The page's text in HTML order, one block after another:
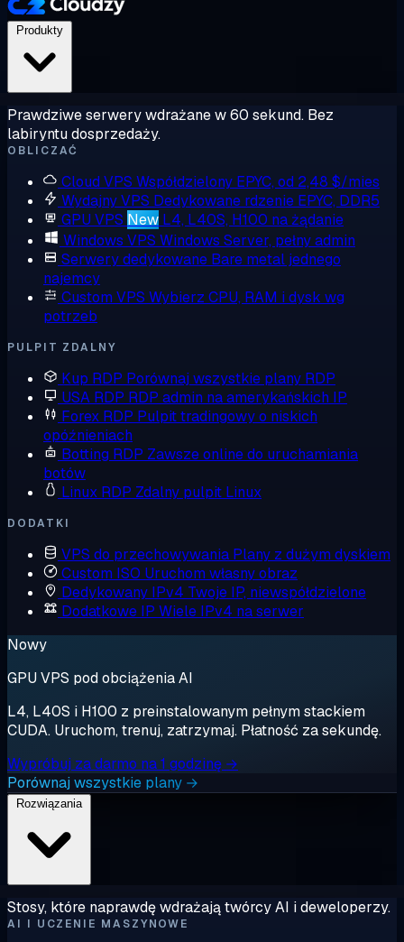
Prawdziwe serwery wdrażane w 60 sekund. Bez
labiryntu dosprzedaży.
OBLICZAĆ
Cloud VPS Współdzielony EPYC, od 2,48 $/mies
Wydajny VPS Dedykowane rdzenie EPYC, DDR5
GPU VPS New L4, L40S, H100 na żądanie
Windows VPS Windows Server, pełny admin
Serwery dedykowane Bare metal jednego
najemcy
Custom VPS Wybierz CPU, RAM i dysk wg
potrzeb
PULPIT ZDALNY
Kup RDP Porównaj wszystkie plany RDP
USA RDP RDP admin na amerykańskich IP
Forex RDP Pulpit tradingowy o niskich
opóźnieniach
Botting RDP Zawsze online do uruchamiania
botów
Linux RDP Zdalny pulpit Linux
DODATKI
VPS do przechowywania Plany z dużym dyskiem
Custom ISO Uruchom własny obraz
Dedykowany IPv4 Twoje IP, niewspółdzielone
Dodatkowe IP Wiele IPv4 na serwer
Nowy
GPU VPS pod obciążenia AI
L4, L40S i H100 z preinstalowanym pełnym stackiem
CUDA. Uruchom, trenuj, zatrzymaj. Płatność za sekundę.
Wypróbuj za darmo na 1 godzinę →
Porównaj wszystkie plany →
Rozwiązania
Stosy, które naprawdę wdrażają twórcy AI i deweloperzy.
AI I UCZENIE MASZYNOWE